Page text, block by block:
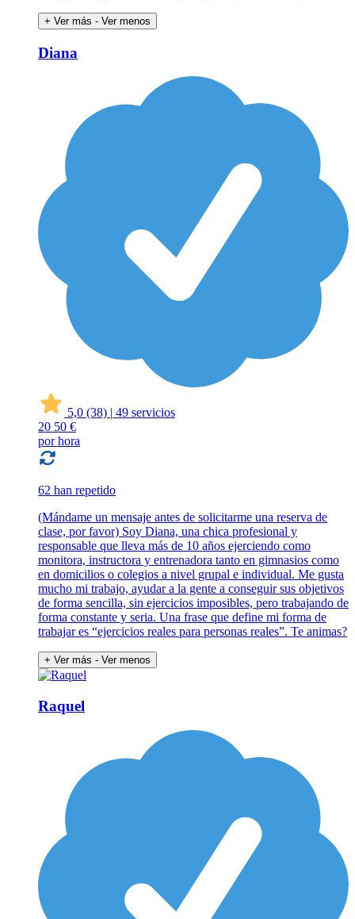
+ Ver más - Ver menos
Diana
5,0 (38) | 49 servicios
20 50 €
por hora
62 han repetido
(Mándame un mensaje antes de solicitarme una reserva de
clase, por favor) Soy Diana, una chica profesional y
responsable que lleva más de 10 años ejerciendo como
monitora, instructora y entrenadora tanto en gimnasios como
en domicilios o colegios a nivel grupal e individual. Me gusta
mucho mi trabajo, ayudar a la gente a conseguir sus objetivos
de forma sencilla, sin ejercicios imposibles, pero trabajando de
forma constante y seria. Una frase que define mi forma de
trabajar es “ejercicios reales para personas reales”. Te animas?
+ Ver más - Ver menos
Raquel